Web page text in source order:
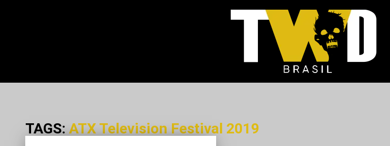
TAGS: ATX Television Festival 2019